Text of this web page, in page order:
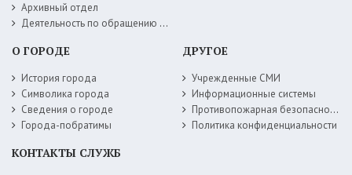
Архивный отдел
Деятельность по обращению с животными без владельцев
О ГОРОДЕ
История города
Символика города
Сведения о городе
Города-побратимы
ДРУГОЕ
Учрежденные СМИ
Информационные системы
Противопожарная безопасность
Политика конфиденциальности
КОНТАКТЫ СЛУЖБ